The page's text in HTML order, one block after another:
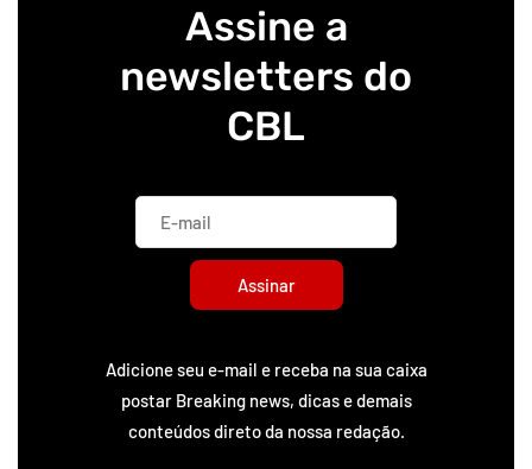
Assine a
newsletters do
CBL
Assinar
Adicione seu e-mail e receba na sua caixa
postar Breaking news, dicas e demais
conteúdos direto da nossa redação.